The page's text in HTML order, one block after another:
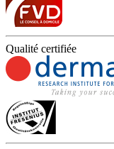
Qualité certifiée